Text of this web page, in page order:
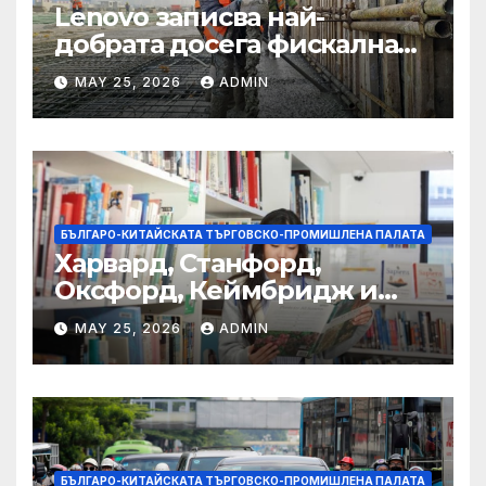
Lenovo записва най-
добрата досега фискална
година
MAY 25, 2026 ADMIN
БЪЛГАРО-КИТАЙСКАТА ТЪРГОВСКО-ПРОМИШЛЕНА ПАЛАТА
Харвард, Станфорд,
Оксфорд, Кеймбридж и
други: как ръководството
на YCIS отваря врати към
престижни университети
по целия свят
MAY 25, 2026 ADMIN
БЪЛГАРО-КИТАЙСКАТА ТЪРГОВСКО-ПРОМИШЛЕНА ПАЛАТА